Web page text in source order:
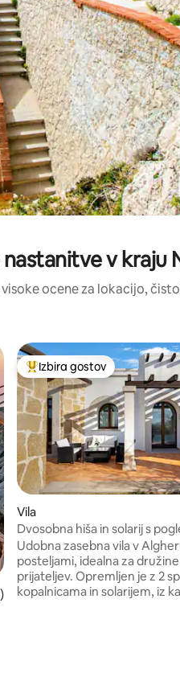
v kraju
ocene za lokacijo,
gostov«
ocena: 4,98 od 5, št. mnenj: 65
Najbolj priljubljena
Izbira gostov
Vila
Dvosobna hiša in solarij s
morje
Udobna zasebna vila v
posteljami, idealna za
prijateljev. Opremljen je z 2
kopalnicama in solarijem, iz